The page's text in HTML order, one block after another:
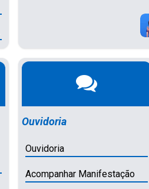
Ouvidoria
Ouvidoria
Acompanhar Manifestação